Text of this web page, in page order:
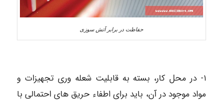
حفاظت در برابر آتش سوزی
۱- در محل کار، بسته به قابلیت شعله وری تجهیزات و
مواد موجود در آن، باید برای اطفاء حریق های احتمالی با